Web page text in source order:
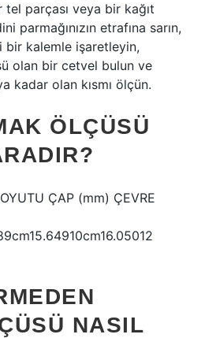
parçası veya bir kağıt
parmağınızın etrafına sarın,
kalemle işaretleyin,
olan bir cetvel bulun ve
kadar olan kısmı ölçün.
ÖLÇÜSÜ
ÇAP (mm) ÇEVRE
NASIL